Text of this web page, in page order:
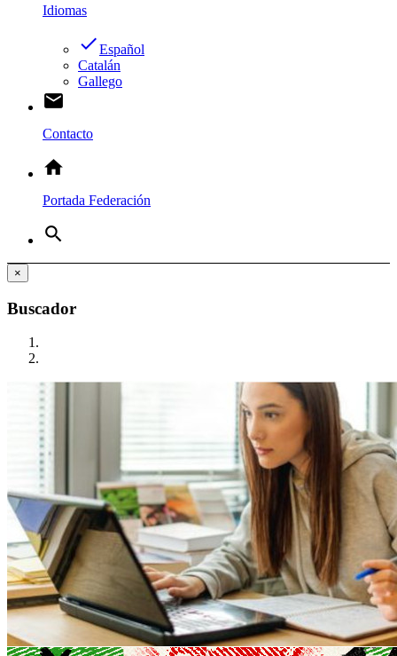
Idiomas
doneEspañol
Catalán
Gallego
email
Contacto
home
Portada Federación
search
×
Buscador